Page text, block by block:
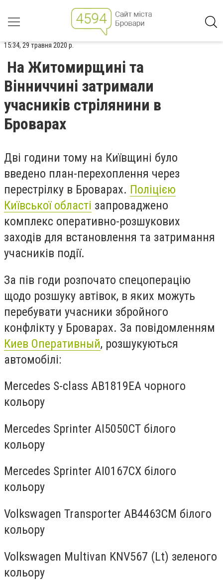
15:34, 29 травня 2020 р.
На Житомирщині та
Вінниччині затримали
учасників стрілянини в
Броварах
Дві години тому на Київщині було
введено план-перехоплення через
перестрілку в Броварах. Поліцією
Київської області запроваджено
комплекс оперативно-розшукових
заходів для встановлення та затримання
учасників події.
За пів годи розпочато спецоперацію
щодо розшуку автівок, в яких можуть
перебувати учасники збройного
конфлікту у Броварах. За повідомленням
Киев Оперативный, розшукуються
автомобілі:
Mercedes S-class AB1819EA чорного
кольору
Mercedes Sprinter AI5050CT білого
кольору
Mercedes Sprinter AI0167CX білого
кольору
Volkswagen Transporter AB4463CM білого
кольору
Volkswagen Multivan KNV567 (Lt) зеленого
кольору